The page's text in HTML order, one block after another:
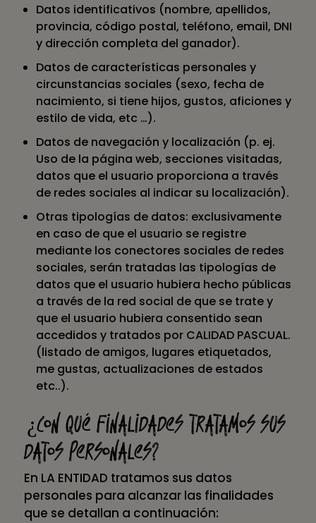
Datos identificativos (nombre, apellidos,
provincia, código postal, teléfono, email, DNI
y dirección completa del ganador).
Datos de características personales y
circunstancias sociales (sexo, fecha de
nacimiento, si tiene hijos, gustos, aficiones y
estilo de vida, etc …).
Datos de navegación y localización (p. ej.
Uso de la página web, secciones visitadas,
datos que el usuario proporciona a través
de redes sociales al indicar su localización).
Otras tipologías de datos: exclusivamente
en caso de que el usuario se registre
mediante los conectores sociales de redes
sociales, serán tratadas las tipologías de
datos que el usuario hubiera hecho públicas
a través de la red social de que se trate y
que el usuario hubiera consentido sean
accedidos y tratados por CALIDAD PASCUAL.
(listado de amigos, lugares etiquetados,
me gustas, actualizaciones de estados
etc..).
¿Con qué finalidades tratamos sus
datos personales?
En LA ENTIDAD tratamos sus datos
personales para alcanzar las finalidades
que se detallan a continuación: